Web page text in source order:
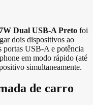
Dual USB-A Preto foi
dois dispositivos ao
portas USB-A e potência
em modo rápido (até
simultaneamente.
de carro